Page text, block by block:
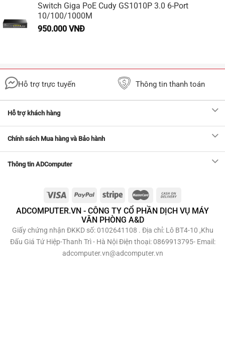
Switch Giga PoE Cudy GS1010P 3.0 6-Port
10/100/1000M
950.000 VNĐ
Hỗ trợ trực tuyến Thông tin thanh toán
Hỗ trợ khách hàng
Chính sách Mua hàng và Bảo hành
Thông tin ADComputer
ADCOMPUTER.VN - CÔNG TY CỔ PHẦN DỊCH VỤ MÁY
VĂN PHÒNG A&D
Giấy chứng nhận ĐKKD số: 0102641108 . Địa chỉ: Lô BT4-10 ,Khu
Đấu Giá Tứ Hiệp-Thanh Trì - Hà Nội Điện thoại: 0869913795- Email:
adcomputer.vn@adcomputer.vn